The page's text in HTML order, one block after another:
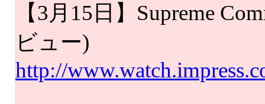
【3月15日】Supreme
ビュー)
http://